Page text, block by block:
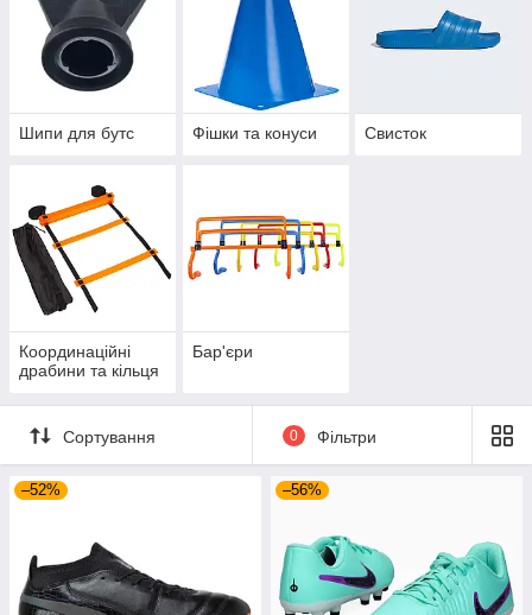
Шипи для бутс Фішки та конуси Свисток
Координаційні
драбини та кільця
Бар'єри
Сортування 0 Фільтри
–52% –56%